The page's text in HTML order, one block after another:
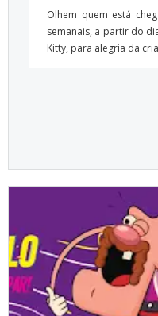
Olhem quem está
semanais, a partir do
Kitty, para alegria da